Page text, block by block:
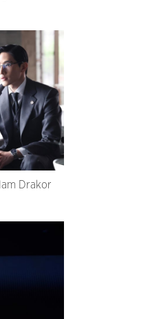
Drakor